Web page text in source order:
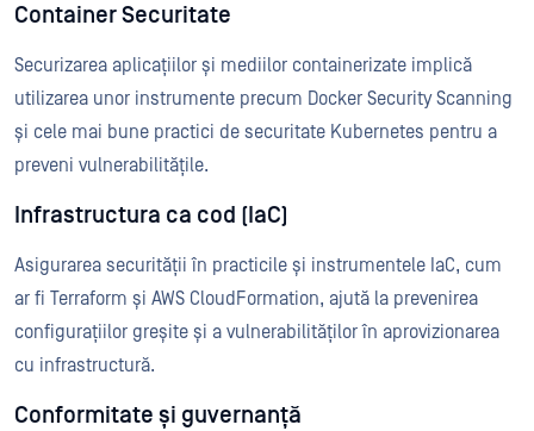
Container Securitate
Securizarea aplicațiilor și mediilor containerizate implică
utilizarea unor instrumente precum Docker Security Scanning
și cele mai bune practici de securitate Kubernetes pentru a
preveni vulnerabilitățile.
Infrastructura ca cod (IaC)
Asigurarea securității în practicile și instrumentele IaC, cum
ar fi Terraform și AWS CloudFormation, ajută la prevenirea
configurațiilor greșite și a vulnerabilităților în aprovizionarea
cu infrastructură.
Conformitate și guvernanță